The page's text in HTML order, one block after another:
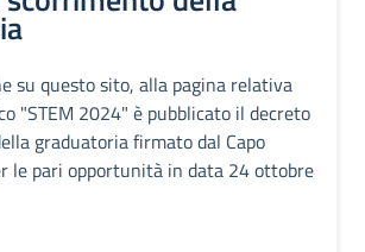
su questo sito, alla pagina relativa
"STEM 2024" è pubblicato il decreto
graduatoria firmato dal Capo
le pari opportunità in data 24 ottobre